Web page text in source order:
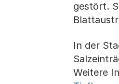
gestört.
In der
Weitere